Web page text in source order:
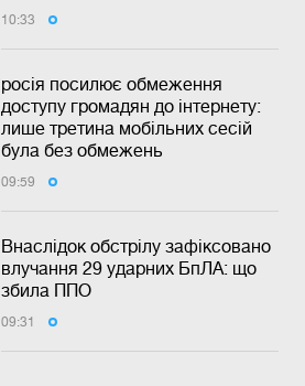
10:33
росія посилює обмеження
доступу громадян до інтернету:
лише третина мобільних сесій
була без обмежень
09:59
Внаслідок обстрілу зафіксовано
влучання 29 ударних БпЛА: що
збила ППО
09:31